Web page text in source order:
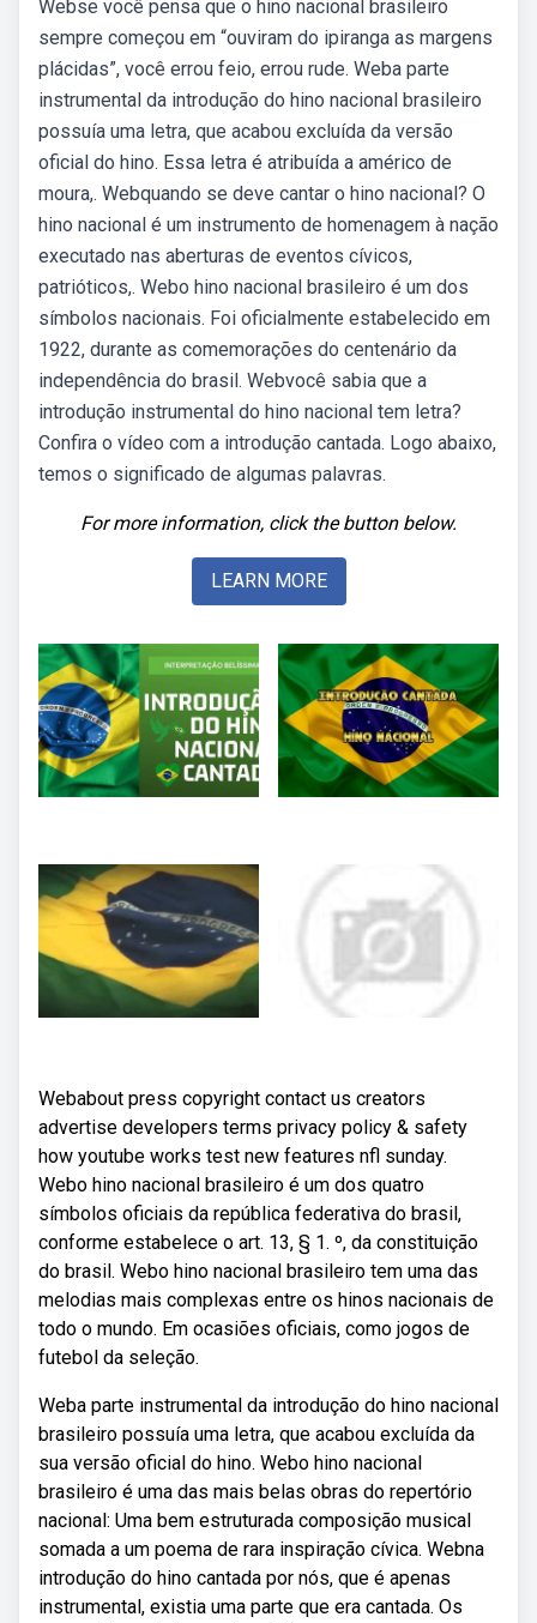
Webse você pensa que o hino nacional brasileiro
sempre começou em “ouviram do ipiranga as margens
plácidas”, você errou feio, errou rude. Weba parte
instrumental da introdução do hino nacional brasileiro
possuía uma letra, que acabou excluída da versão
oficial do hino. Essa letra é atribuída a américo de
moura,. Webquando se deve cantar o hino nacional? O
hino nacional é um instrumento de homenagem à nação
executado nas aberturas de eventos cívicos,
patrióticos,. Webo hino nacional brasileiro é um dos
símbolos nacionais. Foi oficialmente estabelecido em
1922, durante as comemorações do centenário da
independência do brasil. Webvocê sabia que a
introdução instrumental do hino nacional tem letra?
Confira o vídeo com a introdução cantada. Logo abaixo,
temos o significado de algumas palavras.
For more information, click the button below.
LEARN MORE
Webabout press copyright contact us creators
advertise developers terms privacy policy & safety
how youtube works test new features nfl sunday.
Webo hino nacional brasileiro é um dos quatro
símbolos oficiais da república federativa do brasil,
conforme estabelece o art. 13, § 1. º, da constituição
do brasil. Webo hino nacional brasileiro tem uma das
melodias mais complexas entre os hinos nacionais de
todo o mundo. Em ocasiões oficiais, como jogos de
futebol da seleção.
Weba parte instrumental da introdução do hino nacional
brasileiro possuía uma letra, que acabou excluída da
sua versão oficial do hino. Webo hino nacional
brasileiro é uma das mais belas obras do repertório
nacional: Uma bem estruturada composição musical
somada a um poema de rara inspiração cívica. Webna
introdução do hino cantada por nós, que é apenas
instrumental, existia uma parte que era cantada. Os